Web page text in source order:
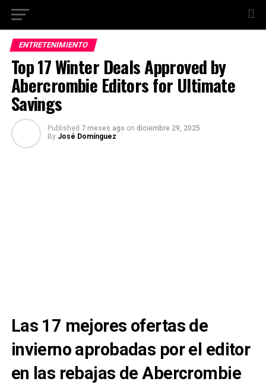
ENTRETENIMIENTO
Top 17 Winter Deals Approved by
Abercrombie Editors for Ultimate
Savings
Published 7 meses ago on diciembre 29, 2025
By José Domínguez
Las 17 mejores ofertas de
invierno aprobadas por el editor
en las rebajas de Abercrombie